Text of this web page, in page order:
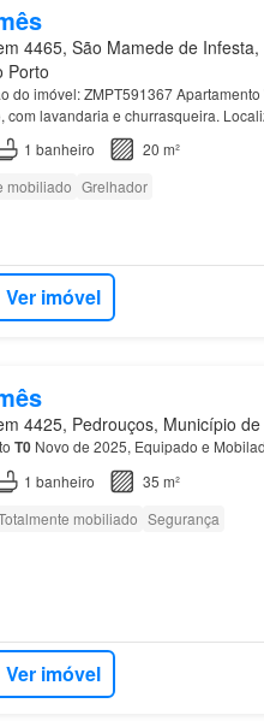
4465, São Mamede de
Porto
do imóvel: ZMPT591367 Apartamento
com lavandaria e churrasqueira.
1 banheiro
20 m²
mobiliado Grelhador
Ver imóvel
4425, Pedrouços, Município
T0Novo de 2025, Equipado e
1 banheiro
35 m²
mobiliado Segurança
Ver imóvel